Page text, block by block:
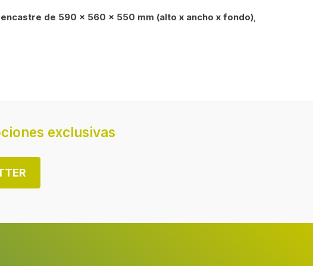
de 590 x 560 x 550 mm (alto x ancho x fondo)
exclusivas